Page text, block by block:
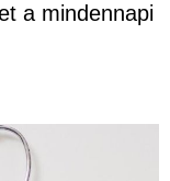
a mindennapi